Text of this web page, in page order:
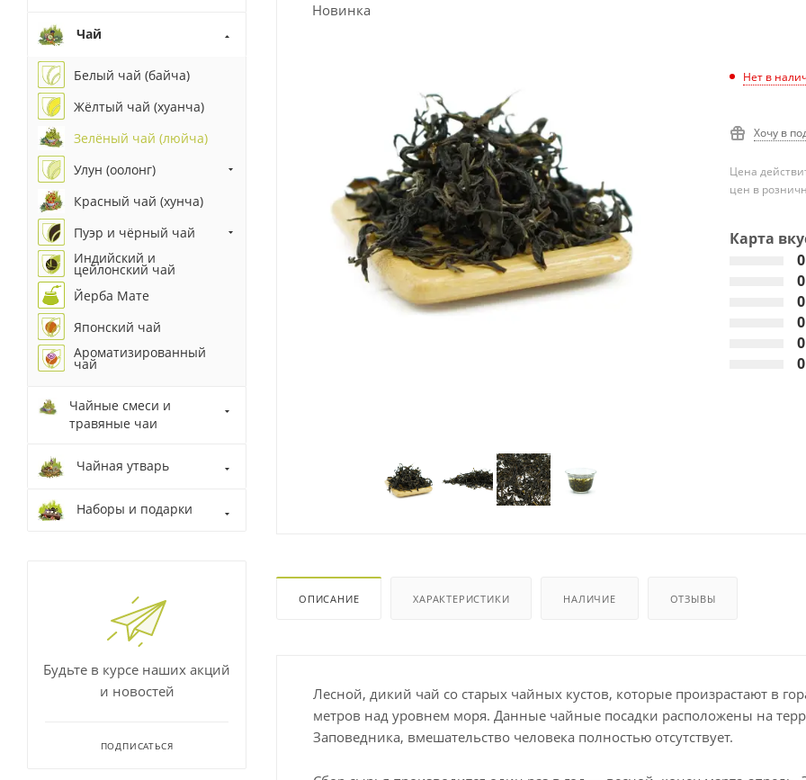
Нет в
Хочу в
Цена
цен в
Карта
0
0
0
0
0
0
ОПИСАНИЕ ХАРАКТЕРИСТИКИ НАЛИЧИЕ ОТЗЫВЫ
Лесной, дикий чай со старых чайных кустов, которые произрастают в
метров над уровнем моря. Данные чайные посадки расположены на
Заповедника, вмешательство человека полностью отсутствует.
Чай
Белый чай (байча)
Жёлтый чай (хуанча)
Зелёный чай (люйча)
Улун (оолонг)
Красный чай (хунча)
Пуэр и чёрный чай
Индийский и
цейлонский чай
Йерба Мате
Японский чай
Ароматизированный
чай
Чайные смеси и
травяные чаи
Чайная утварь
Наборы и подарки
Будьте в курсе наших акций
и новостей
ПОДПИСАТЬСЯ